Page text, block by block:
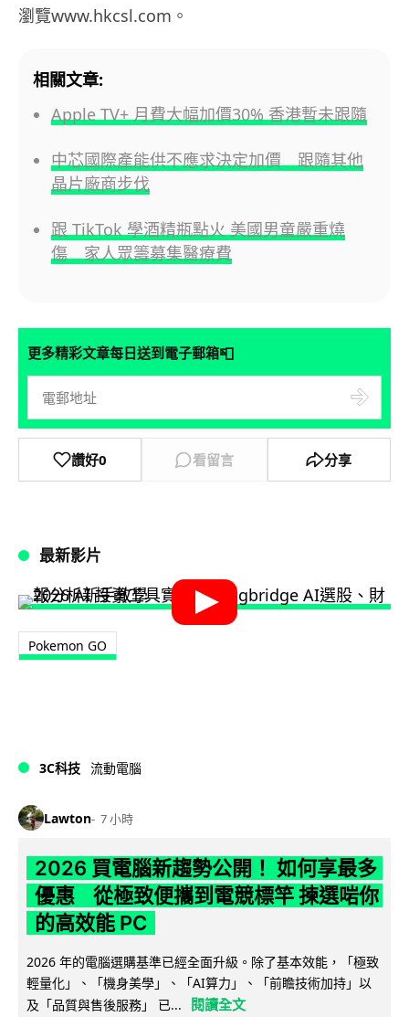
瀏覽www.hkcsl.com。
相關文章:
Apple TV+ 月費大幅加價30% 香港暫未跟隨
中芯國際產能供不應求決定加價 跟隨其他
晶片廠商步伐
跟 TikTok 學酒精瓶點火 美國男童嚴重燒
傷 家人眾籌募集醫療費
更多精彩文章每日送到電子郵箱📮
讚好0 看留言 分享
最新影片
Pokemon GO
3C科技 流動電腦
Lawton 7 小時
2026 買電腦新趨勢公開！ 如何享最多
優惠 從極致便攜到電競標竿 揀選啱你
的高效能 PC
2026 年的電腦選購基準已經全面升級。除了基本效能，「極致
輕量化」、「機身美學」、「AI算力」、「前瞻技術加持」以
及「品質與售後服務」 已...
閱讀全文